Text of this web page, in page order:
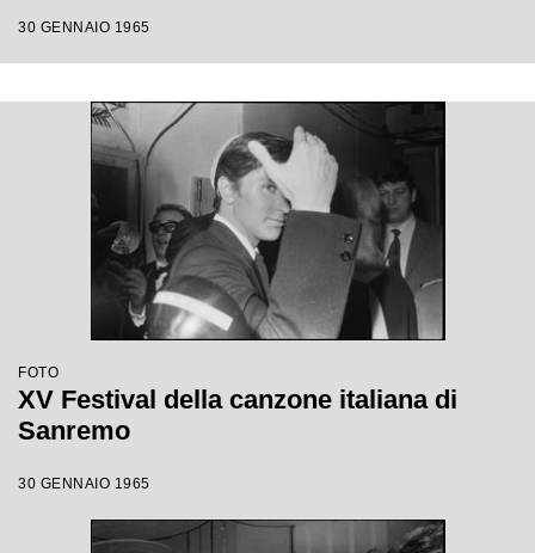
30 GENNAIO 1965
FOTO
XV Festival della canzone italiana di
Sanremo
30 GENNAIO 1965